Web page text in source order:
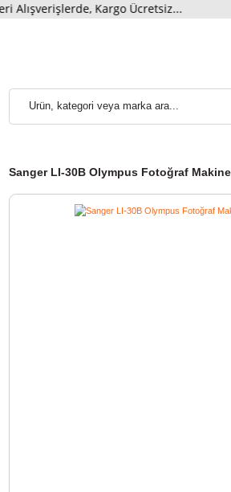
Sanger LI-30B Olympus Fotoğraf
Kargo Ücretsiz...